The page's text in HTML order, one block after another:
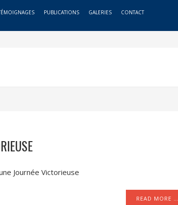
PUBLICATIONS GALERIES CONTACT
Journée Victorieuse
READ MORE …